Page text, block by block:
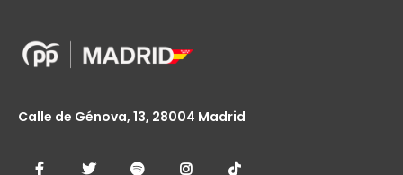
Calle de Génova, 13, 28004 Madrid